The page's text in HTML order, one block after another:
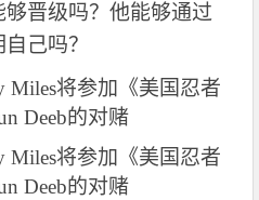
晋级吗？他能够通过
己吗？